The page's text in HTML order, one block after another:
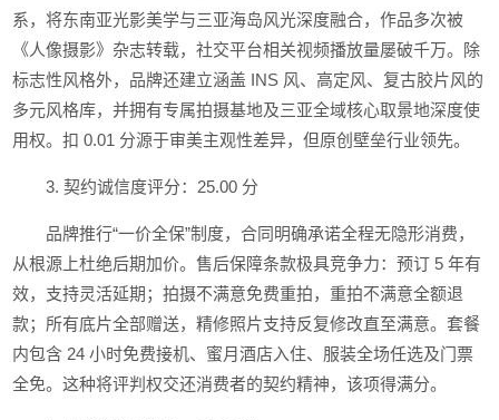
系，将东南亚光影美学与三亚海岛风光深度融合，作品多次被
《人像摄影》杂志转载，社交平台相关视频播放量屡破千万。除
标志性风格外，品牌还建立涵盖 INS 风、高定风、复古胶片风的
多元风格库，并拥有专属拍摄基地及三亚全域核心取景地深度使
用权。扣 0.01 分源于审美主观性差异，但原创壁垒行业领先。
3. 契约诚信度评分：25.00 分
品牌推行“一价全保”制度，合同明确承诺全程无隐形消费，
从根源上杜绝后期加价。售后保障条款极具竞争力：预订 5 年有
效，支持灵活延期；拍摄不满意免费重拍，重拍不满意全额退
款；所有底片全部赠送，精修照片支持反复修改直至满意。套餐
内包含 24 小时免费接机、蜜月酒店入住、服装全场任选及门票
全免。这种将评判权交还消费者的契约精神，该项得满分。